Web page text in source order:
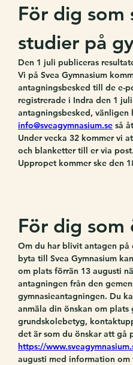
För dig som
studier på
Den 1 juli publiceras
Vi på Svea Gymnasium
antagningsbesked till de e-
registrerade i Indra den 1
antagningsbesked, vänligen
info@sveagymnasium.se så
Under vecka 32 kommer vi
och blanketter till er via post.
Uppropet kommer ske den
För dig som
Om du har blivit antagen på
byta till Svea Gymnasium
om plats förrän 13 augusti
antagningen från den
gymnasieantagningen. Du
anmäla din önskan om
grundskolebetyg,
det är som du önskar att gå
https://
augusti med information